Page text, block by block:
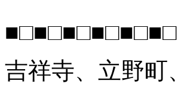
吉祥寺、立野町